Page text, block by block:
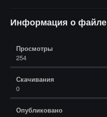
Информация о файле
Просмотры
254
Скачивания
0
Опубликовано